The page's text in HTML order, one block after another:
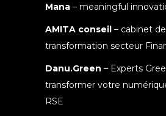
Mana – meaningful
AMITA conseil – cabinet
transformation secteur
Danu.Green – Experts
transformer votre
RSE